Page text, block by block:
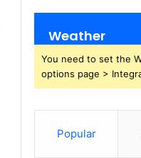
Weather
You need to set the
options page >
Popular